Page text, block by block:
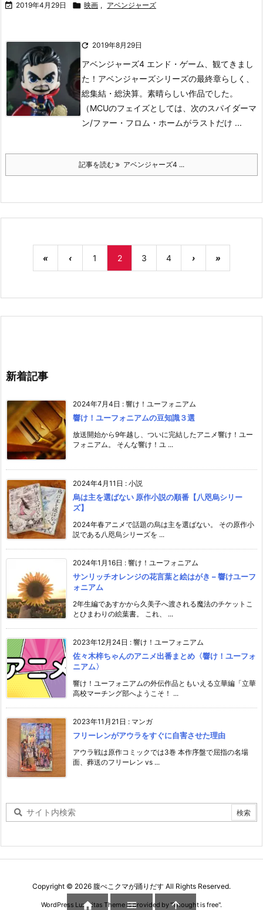
 2019年4月29日  映画 , アベンジャーズ
 2019年8月29日
アベンジャーズ4 エンド・ゲーム、観てきまし
た！ アベンジャーズシリーズの最終章らしく、
総集結・総決算。素晴らしい作品でした。
（MCUのフェイズとしては、次のスパイダーマ
ン/ファー・フロム・ホームがラストだけ ...
記事を読む アベンジャーズ4 ...
« ‹ 1 2 3 4 › »
新着記事
2024年7月4日 : 響け！ユーフォニアム
響け！ユーフォニアムの豆知識３選
放送開始から9年越し、ついに完結したアニメ響け！ユー
フォニアム。 そんな響け！ユ ...
2024年4月11日 : 小説
烏は主を選ばない 原作小説の順番【八咫烏シリー
ズ】
2024年春アニメで話題の烏は主を選ばない。 その原作小
説である八咫烏シリーズを ...
2024年1月16日 : 響け！ユーフォニアム
サンリッチオレンジの花言葉と絵はがき – 響けユーフ
ォニアム
2年生編であすかから久美子へ渡される魔法のチケットこ
とひまわりの絵葉書。 これ、 ...
2023年12月24日 : 響け！ユーフォニアム
佐々木梓ちゃんのアニメ出番まとめ〈響け！ユーフォ
ニアム〉
響け！ユーフォニアムの外伝作品ともいえる立華編「立華
高校マーチング部へようこそ！ ...
2023年11月21日 : マンガ
フリーレンがアウラをすぐに自害させた理由
アウラ戦は原作コミックでは3巻 本作序盤で屈指の名場
面、葬送のフリーレン vs ...
Copyright © 2026 腹ぺこクマが踊りだす All Rights Reserved.
WordPress Luxeritas Theme is provided by "Thought is free".
  